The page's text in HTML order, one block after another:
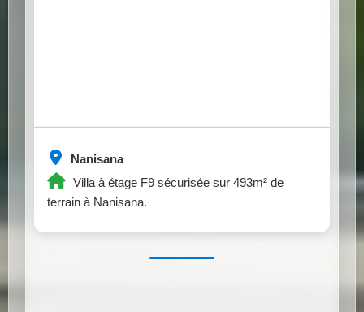
Nanisana
Villa à étage F9 sécurisée sur 493m² de
terrain à Nanisana.